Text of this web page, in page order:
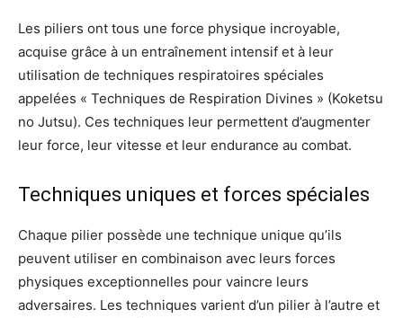
Les piliers ont tous une force physique incroyable,
acquise grâce à un entraînement intensif et à leur
utilisation de techniques respiratoires spéciales
appelées « Techniques de Respiration Divines » (Koketsu
no Jutsu). Ces techniques leur permettent d’augmenter
leur force, leur vitesse et leur endurance au combat.
Techniques uniques et forces spéciales
Chaque pilier possède une technique unique qu’ils
peuvent utiliser en combinaison avec leurs forces
physiques exceptionnelles pour vaincre leurs
adversaires. Les techniques varient d’un pilier à l’autre et